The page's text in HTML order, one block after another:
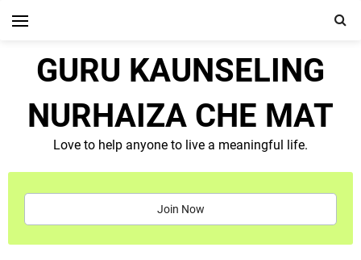
GURU KAUNSELING
NURHAIZA CHE MAT
Love to help anyone to live a meaningful life.
Join Now